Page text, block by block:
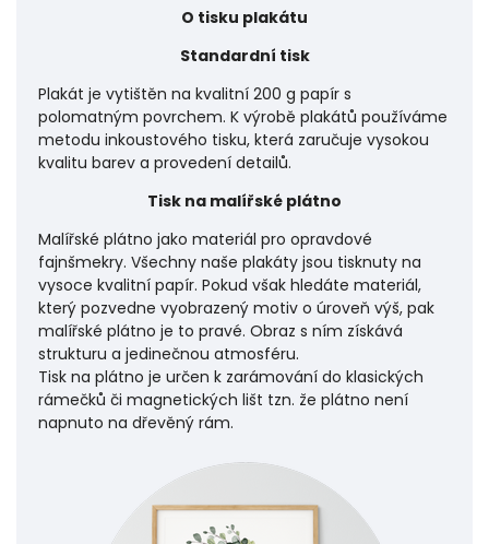
O tisku plakátu
Standardní tisk
Plakát je vytištěn na kvalitní 200 g papír s
polomatným povrchem. K výrobě plakátů používáme
metodu inkoustového tisku, která zaručuje vysokou
kvalitu barev a provedení detailů.
Tisk na malířské plátno
Malířské plátno jako materiál pro opravdové
fajnšmekry. Všechny naše plakáty jsou tisknuty na
vysoce kvalitní papír. Pokud však hledáte materiál,
který pozvedne vyobrazený motiv o úroveň výš, pak
malířské plátno je to pravé. Obraz s ním získává
strukturu a jedinečnou atmosféru.
Tisk na plátno je určen k zarámování do klasických
rámečků či magnetických lišt tzn. že plátno není
napnuto na dřevěný rám.